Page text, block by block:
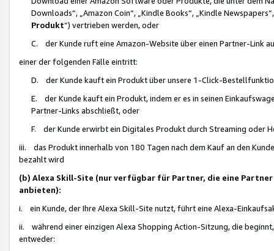
Downloads“, „Amazon Coin“, „Kindle Books“, „Kindle
Produkt“) vertrieben werden, oder
C. der Kunde ruft eine Amazon-Website über einen Partner-Link
einer der folgenden Fälle eintritt:
D. der Kunde kauft ein Produkt über unsere 1-Click-
E. der Kunde kauft ein Produkt, indem er es in seinen
Partner-Links abschließt, oder
F. der Kunde erwirbt ein Digitales Produkt durch Streaming oder
iii. das Produkt innerhalb von 180 Tagen nach dem Kauf an den
bezahlt wird
(b) Alexa Skill-Site (nur verfügbar für Partner, die eine
anbieten):
i. ein Kunde, der Ihre Alexa Skill-Site nutzt, führt eine Alexa-
ii. während einer einzigen Alexa Shopping Action-Sitzung, die
entweder: